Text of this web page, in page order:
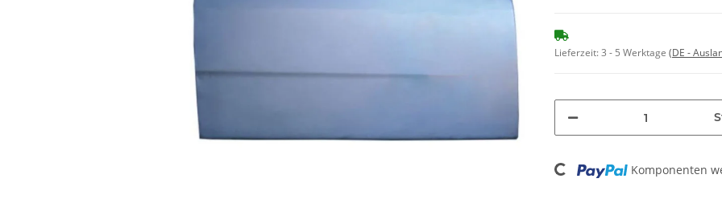
Lieferzeit:3 - 5 Werktage (DE -
Loading... Komponenten